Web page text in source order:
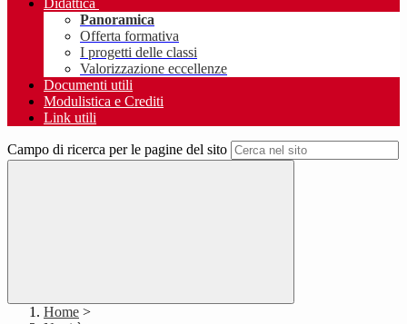
Didattica
Panoramica
Offerta formativa
I progetti delle classi
Valorizzazione eccellenze
Documenti utili
Modulistica e Crediti
Link utili
Campo di ricerca per le pagine del sito
Home >